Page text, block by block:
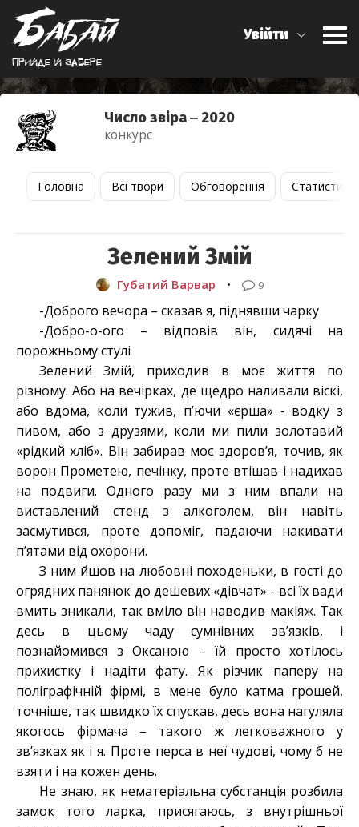
Прийде й забере
Увійти
Число звіра ‒ 2020
конкурс
Головна Всі твори Обговорення Статистика
Зелений Змій
Губатий Варвар • 9
-Доброго вечора – сказав я, піднявши чарку
-Добро-о-ого – відповів він, сидячі на
порожньому стулі
Зелений Змій, приходив в моє життя по
різному. Або на вечірках, де щедро наливали віскі,
або вдома, коли тужив, п’ючи «єрша» - водку з
пивом, або з друзями, коли ми пили золотавий
«рідкий хліб». Він забирав моє здоров’я, точив, як
ворон Прометею, печінку, проте втішав і надихав
на подвиги. Одного разу ми з ним впали на
виставлений стенд з алкоголем, він навіть
засмутився, проте допоміг, падаючи накивати
п’ятами від охорони.
З ним йшов на любовні походеньки, в гості до
огрядних панянок до дешевих «дівчат» - всі їх вади
вмить зникали, так вміло він наводив макіяж. Так
десь в цьому чаду сумнівних зв’язків, і
познайомився з Оксаною – їй просто хотілось
прихистку і надіти фату. Як різчик паперу на
поліграфічній фірмі, в мене було катма грошей,
точніше, так швидко їх спускав, десь вона нагуляла
якогось фірмача – такого ж легковажного у
зв’язках як і я. Проте перса в неї чудові, чому б не
взяти і на кожен день.
Не знаю, як нематеріальна субстанція розбила
замок того ларка, присягаюсь, з внутрішньої